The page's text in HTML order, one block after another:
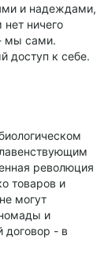
и надеждами,
ничего
мы сами.
доступ к себе.
революция
товаров и
могут
и
договор - в